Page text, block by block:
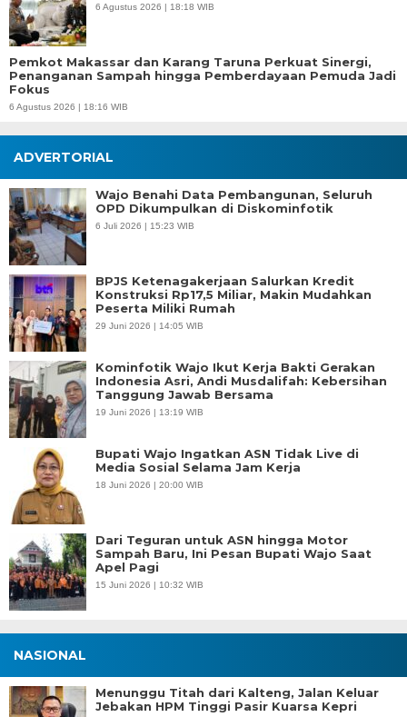
6 Agustus 2026 | 18:18 WIB
Pemkot Makassar dan Karang Taruna Perkuat Sinergi,
Penanganan Sampah hingga Pemberdayaan Pemuda Jadi
Fokus
6 Agustus 2026 | 18:16 WIB
ADVERTORIAL
Wajo Benahi Data Pembangunan, Seluruh
OPD Dikumpulkan di Diskominfotik
6 Juli 2026 | 15:23 WIB
BPJS Ketenagakerjaan Salurkan Kredit
Konstruksi Rp17,5 Miliar, Makin Mudahkan
Peserta Miliki Rumah
29 Juni 2026 | 14:05 WIB
Kominfotik Wajo Ikut Kerja Bakti Gerakan
Indonesia Asri, Andi Musdalifah: Kebersihan
Tanggung Jawab Bersama
19 Juni 2026 | 13:19 WIB
Bupati Wajo Ingatkan ASN Tidak Live di
Media Sosial Selama Jam Kerja
18 Juni 2026 | 20:00 WIB
Dari Teguran untuk ASN hingga Motor
Sampah Baru, Ini Pesan Bupati Wajo Saat
Apel Pagi
15 Juni 2026 | 10:32 WIB
NASIONAL
Menunggu Titah dari Kalteng, Jalan Keluar
Jebakan HPM Tinggi Pasir Kuarsa Kepri